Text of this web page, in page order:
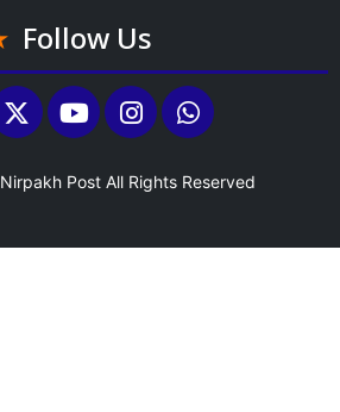
Follow Us
Nirpakh Post All Rights Reserved